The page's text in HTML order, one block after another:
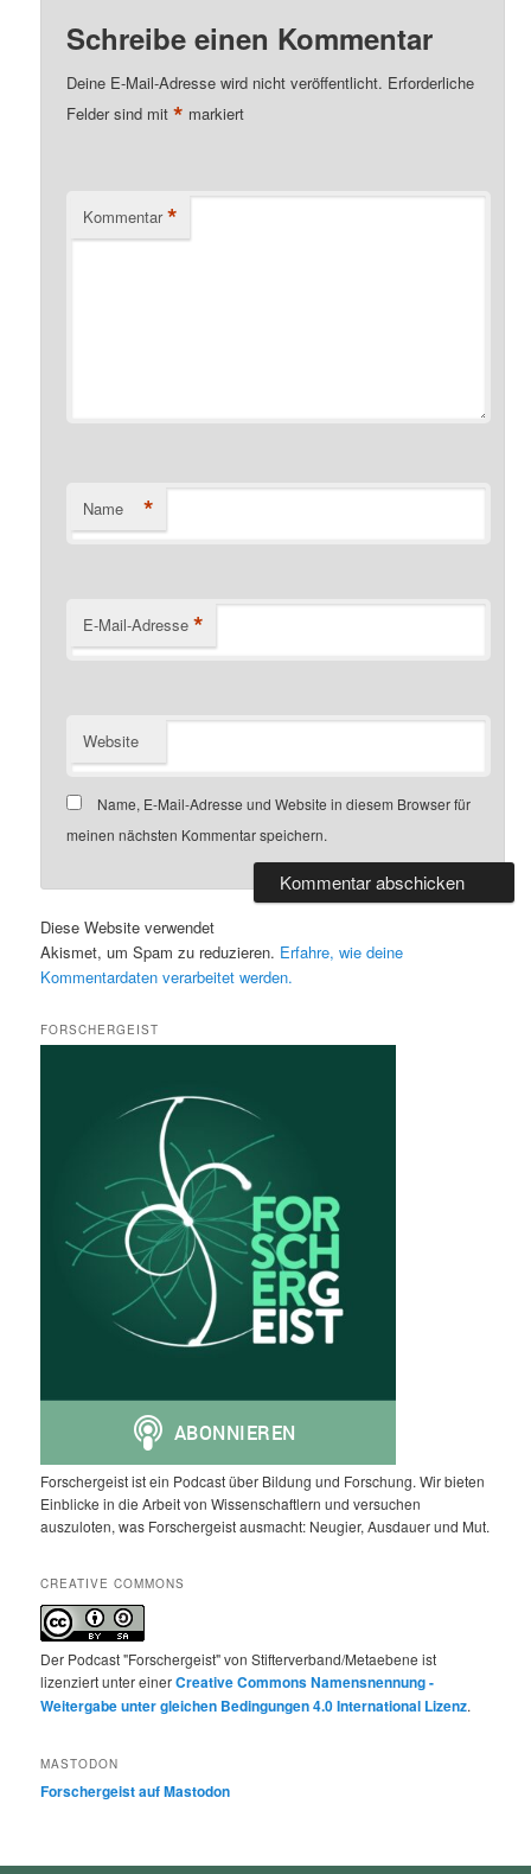
Schreibe einen Kommentar
Deine E-Mail-Adresse wird nicht veröffentlicht. Erforderliche
Felder sind mit* markiert
Kommentar *
Name *
E-Mail-Adresse *
Website
Name, E-Mail-Adresse und Website in diesem Browser für
meinen nächsten Kommentar speichern.
Diese Website verwendet
Akismet, um Spam zu reduzieren. Erfahre, wie deine
Kommentardaten verarbeitet werden.
FORSCHERGEIST
Forschergeist ist ein Podcast über Bildung und Forschung. Wir bieten
Einblicke in die Arbeit von Wissenschaftlern und versuchen
auszuloten, was Forschergeist ausmacht: Neugier, Ausdauer und Mut.
CREATIVE COMMONS
Der Podcast "Forschergeist" von Stifterverband/Metaebene ist
lizenziert unter einerCreative Commons Namensnennung -
Weitergabe unter gleichen Bedingungen 4.0 International Lizenz.
MASTODON
Forschergeist auf Mastodon